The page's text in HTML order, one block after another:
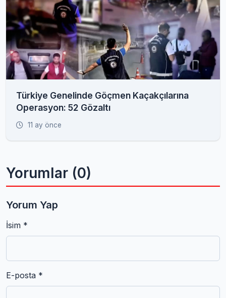
Türkiye Genelinde Göçmen Kaçakçılarına
Operasyon: 52 Gözaltı
11 ay önce
Yorumlar (0)
Yorum Yap
İsim *
E-posta *